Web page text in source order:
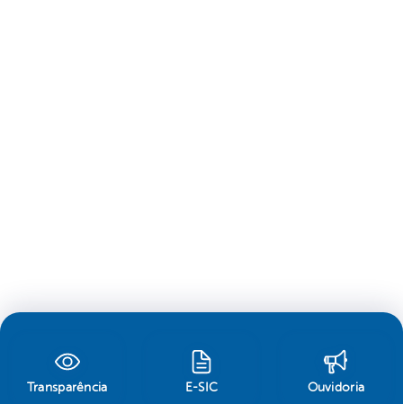
Transparência E-SIC Ouvidoria